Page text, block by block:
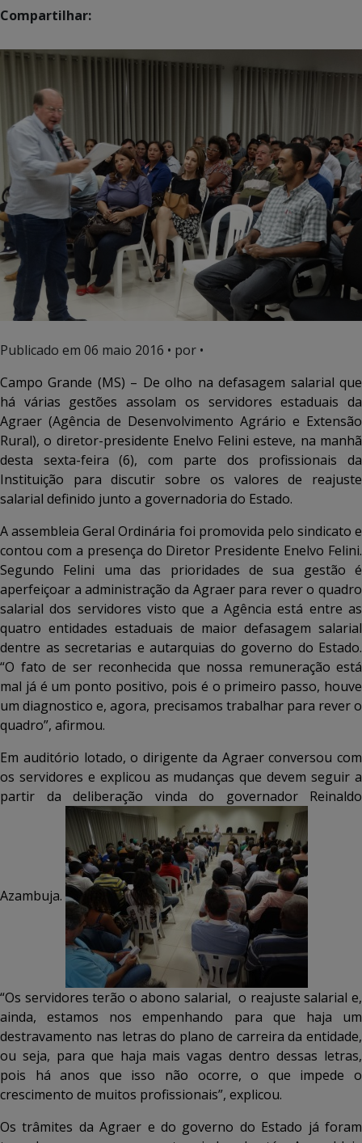
Compartilhar:
Publicado em 06 maio 2016 • por •
Campo Grande (MS) – De olho na defasagem salarial que
há várias gestões assolam os servidores estaduais da
Agraer (Agência de Desenvolvimento Agrário e Extensão
Rural), o diretor-presidente Enelvo Felini esteve, na manhã
desta sexta-feira (6), com parte dos profissionais da
Instituição para discutir sobre os valores de reajuste
salarial definido junto a governadoria do Estado.
A assembleia Geral Ordinária foi promovida pelo sindicato e
contou com a presença do Diretor Presidente Enelvo Felini.
Segundo Felini uma das prioridades de sua gestão é
aperfeiçoar a administração da Agraer para rever o quadro
salarial dos servidores visto que a Agência está entre as
quatro entidades estaduais de maior defasagem salarial
dentre as secretarias e autarquias do governo do Estado.
“O fato de ser reconhecida que nossa remuneração está
mal já é um ponto positivo, pois é o primeiro passo, houve
um diagnostico e, agora, precisamos trabalhar para rever o
quadro”, afirmou.
Em auditório lotado, o dirigente da Agraer conversou com
os servidores e explicou as mudanças que devem seguir a
partir da deliberação vinda do governador Reinaldo
Azambuja.
“Os servidores terão o abono salarial, o reajuste salarial e,
ainda, estamos nos empenhando para que haja um
destravamento nas letras do plano de carreira da entidade,
ou seja, para que haja mais vagas dentro dessas letras,
pois há anos que isso não ocorre, o que impede o
crescimento de muitos profissionais”, explicou.
Os trâmites da Agraer e do governo do Estado já foram